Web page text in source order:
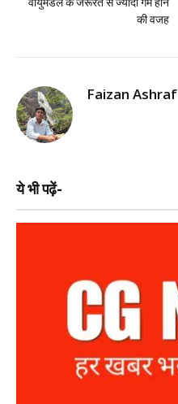
की वजह
Faizan Ashraf
ये भी पढ़ें-